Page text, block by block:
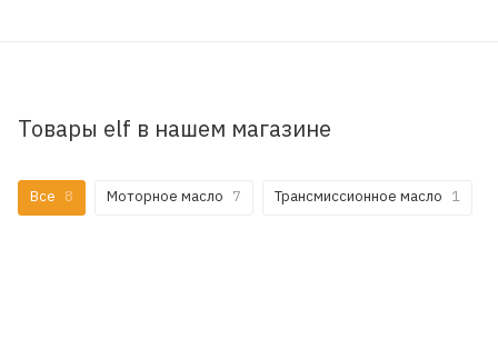
Товары elf в нашем магазине
Все 8 Моторное масло 7 Трансмиссионное масло 1